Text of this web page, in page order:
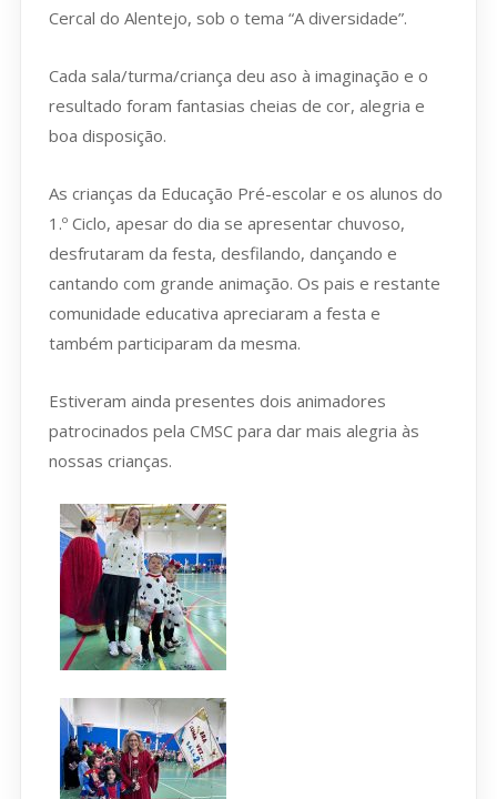
Cercal do Alentejo, sob o tema “A diversidade”.
Cada sala/turma/criança deu aso à imaginação e o
resultado foram fantasias cheias de cor, alegria e
boa disposição.
As crianças da Educação Pré-escolar e os alunos do
1.º Ciclo, apesar do dia se apresentar chuvoso,
desfrutaram da festa, desfilando, dançando e
cantando com grande animação. Os pais e restante
comunidade educativa apreciaram a festa e
também participaram da mesma.
Estiveram ainda presentes dois animadores
patrocinados pela CMSC para dar mais alegria às
nossas crianças.